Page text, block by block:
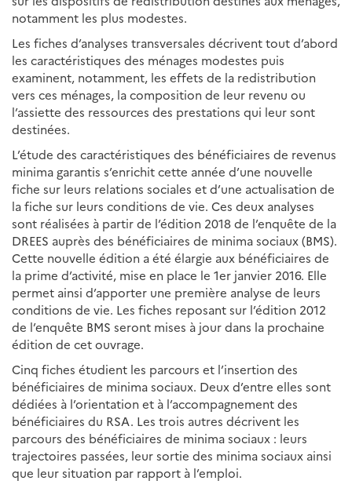
notamment les plus modestes.
Les fiches d’analyses transversales décrivent tout d’abord
les caractéristiques des ménages modestes puis
examinent, notamment, les effets de la redistribution
vers ces ménages, la composition de leur revenu ou
l’assiette des ressources des prestations qui leur sont
destinées.
L’étude des caractéristiques des bénéficiaires de revenus
minima garantis s’enrichit cette année d’une nouvelle
fiche sur leurs relations sociales et d’une actualisation de
la fiche sur leurs conditions de vie. Ces deux analyses
sont réalisées à partir de l’édition 2018 de l’enquête de la
DREES auprès des bénéficiaires de minima sociaux (BMS).
Cette nouvelle édition a été élargie aux bénéficiaires de
la prime d’activité, mise en place le 1er janvier 2016. Elle
permet ainsi d’apporter une première analyse de leurs
conditions de vie. Les fiches reposant sur l’édition 2012
de l’enquête BMS seront mises à jour dans la prochaine
édition de cet ouvrage.
Cinq fiches étudient les parcours et l’insertion des
bénéficiaires de minima sociaux. Deux d’entre elles sont
dédiées à l’orientation et à l’accompagnement des
bénéficiaires du RSA. Les trois autres décrivent les
parcours des bénéficiaires de minima sociaux : leurs
trajectoires passées, leur sortie des minima sociaux ainsi
que leur situation par rapport à l’emploi.